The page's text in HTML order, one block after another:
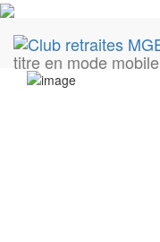
titre en mode mobile